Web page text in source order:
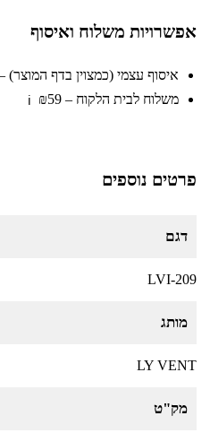
אפשרויות משלוח ואיסוף
איסוף עצמי (כמצוין בדף המוצר) –
משלוח לבית הלקוח – ₪59 ℹ️
פרטים נוספים
דגם
LVI-209
מותג
LY VENT
מק"ט